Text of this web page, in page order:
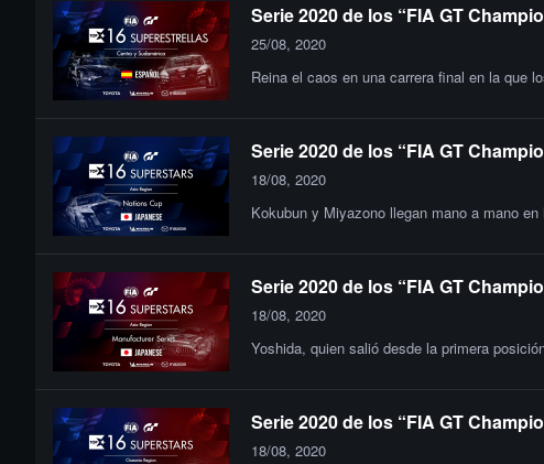
Serie 2020 de los “FIA GT
25/08, 2020
Reina el caos en una carrera final en la que
Serie 2020 de los “FIA GT
18/08, 2020
Kokubun y Miyazono llegan mano a mano
Serie 2020 de los “FIA GT
18/08, 2020
Yoshida, quien salió desde la primera
Serie 2020 de los “FIA GT
18/08, 2020